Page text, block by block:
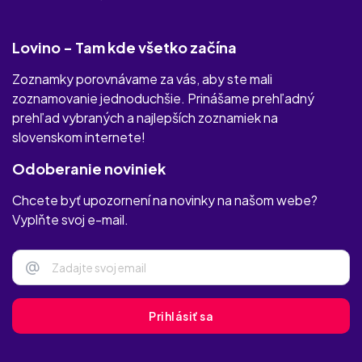
Lovino - Tam kde všetko začína
Zoznamky porovnávame za vás, aby ste mali
zoznamovanie jednoduchšie. Prinášame prehľadný
prehľad vybraných a najlepších zoznamiek na
slovenskom internete!
Odoberanie noviniek
Chcete byť upozornení na novinky na našom webe?
Vyplňte svoj e-mail.
@
Prihlásiť sa